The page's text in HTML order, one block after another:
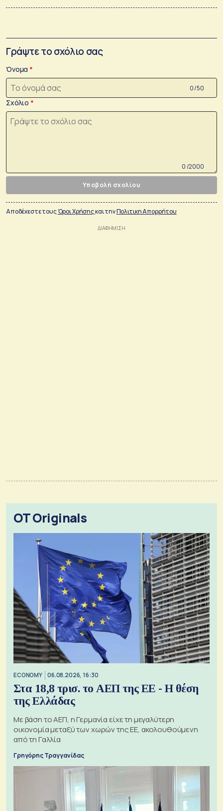
Γράψτε το σχόλιο σας
Όνομα
0 /50
Σχόλιο
0 /2000
Υποβολή σχολίου
Αποδέχεστε τουςΌροι Χρήσηςκαι τηνΠολιτικη Απορρήτου
OT Originals
ECONOMY 06.08.2026, 16:30
Στα 18,8 τρισ. το ΑΕΠ της ΕΕ - Η θέση
της Ελλάδας
Με βάση το ΑΕΠ, η Γερμανία είχε τη μεγαλύτερη
οικονομία μεταξύ των χωρών της ΕΕ, ακολουθούμενη
από τη Γαλλία
Γρηγόρης Τραγγανίδας